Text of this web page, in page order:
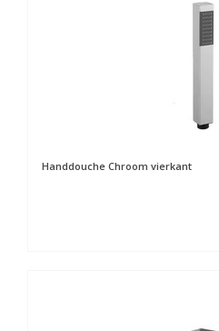
Handdouche Chroom vierkant